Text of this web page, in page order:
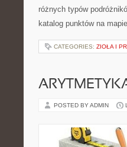
różnych typów
katalog punktów na
CATEGORIES: ZIOŁA I
POSTED BY ADMIN